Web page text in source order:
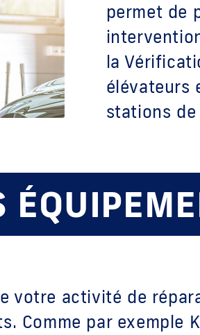
permet de
la
élévateurs
stations
votre activité de
Comme par exemple